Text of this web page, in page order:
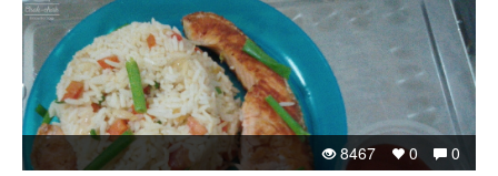
0
0
8467